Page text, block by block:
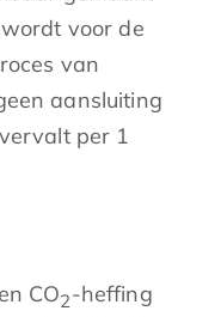
voor de
van
aansluiting
per 1
CO2-heffing